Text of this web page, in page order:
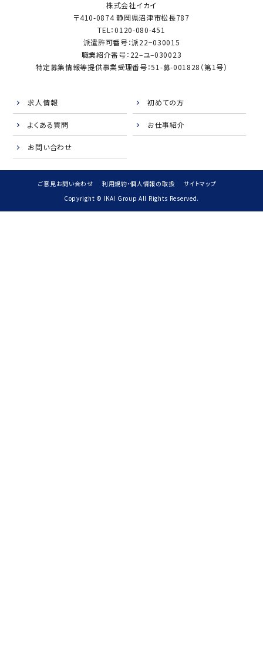
株式会社イカイ
〒410-0874 静岡県沼津市松長787
TEL：0120-080-451
派遣許可番号：派22−030015
職業紹介番号：22–ユ–030023
特定募集情報等提供事業受理番号：51-募-001828（第1号）
求人情報 初めての方
よくある質問 お仕事紹介
お問い合わせ
ご意見お問い合わせ 利用規約・個人情報の取扱
サイトマップ
Copyright © IKAI Group All Rights Reserved.